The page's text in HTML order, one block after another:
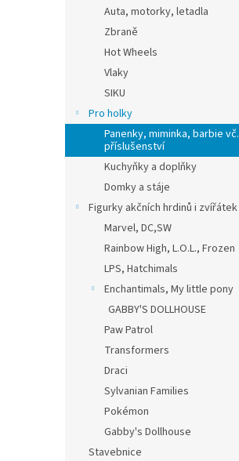
Auta, motorky, letadla
Zbraně
Hot Wheels
Vlaky
SIKU
Pro holky
Panenky, miminka, barbie vč.
příslušenství
Kuchyňky a doplňky
Domky a stáje
Figurky akčních hrdinů i zvířátek
Marvel, DC,SW
Rainbow High, L.O.L., Frozen
LPS, Hatchimals
Enchantimals, My little pony
GABBY'S DOLLHOUSE
Paw Patrol
Transformers
Draci
Sylvanian Families
Pokémon
Gabby's Dollhouse
Stavebnice